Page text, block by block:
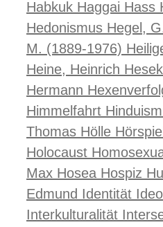
Habkuk Haggai Hass
Hedonismus Hegel,
M. (1889-1976)
Heine, Heinrich
Hermann
Himmelfahrt
Thomas Hölle Hörspiel
Holocaust
Max Hosea Hospiz
Edmund Identität
Interkulturalität